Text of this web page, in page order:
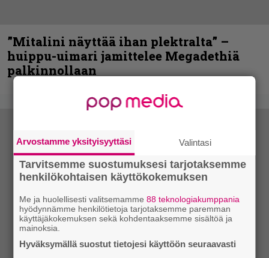
”Mitalini näyttää ihan plektralta” –
huippu-uimari jamittelee Megadethiä
palkinnollaan
Arvostamme yksityisyyttäsi Valintasi
Tarvitsemme suostumuksesi tarjotaksemme
henkilökohtaisen käyttökokemuksen
Me ja huolellisesti valitsemamme88 teknologiakumppania
hyödynnämme henkilötietoja tarjotaksemme paremman
käyttäjäkokemuksen sekä kohdentaaksemme sisältöä ja
mainoksia.
Hyväksymällä suostut tietojesi käyttöön seuraavasti